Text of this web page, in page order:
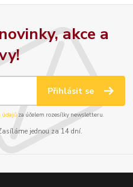
akce a
Přihlásit se
údajůza účelem rozesílky newsletteru.
jednou za 14 dní.